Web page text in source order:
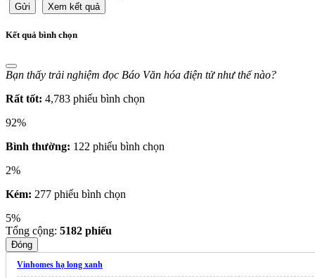
Gửi Xem kết quả
Kết quả bình chọn
Bạn thấy trải nghiệm đọc Báo Văn hóa điện tử như thế nào?
Rất tốt: 4,783 phiếu bình chọn
92%
Bình thường: 122 phiếu bình chọn
2%
Kém: 277 phiếu bình chọn
5%
Tổng cộng: 5182 phiếu
Đóng
Vinhomes hạ long xanh